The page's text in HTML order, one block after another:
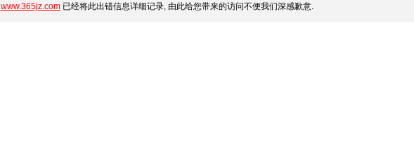
www.365jz.com已经将此出错信息详细记录, 由此给您带来的访问不便我们深感歉意.